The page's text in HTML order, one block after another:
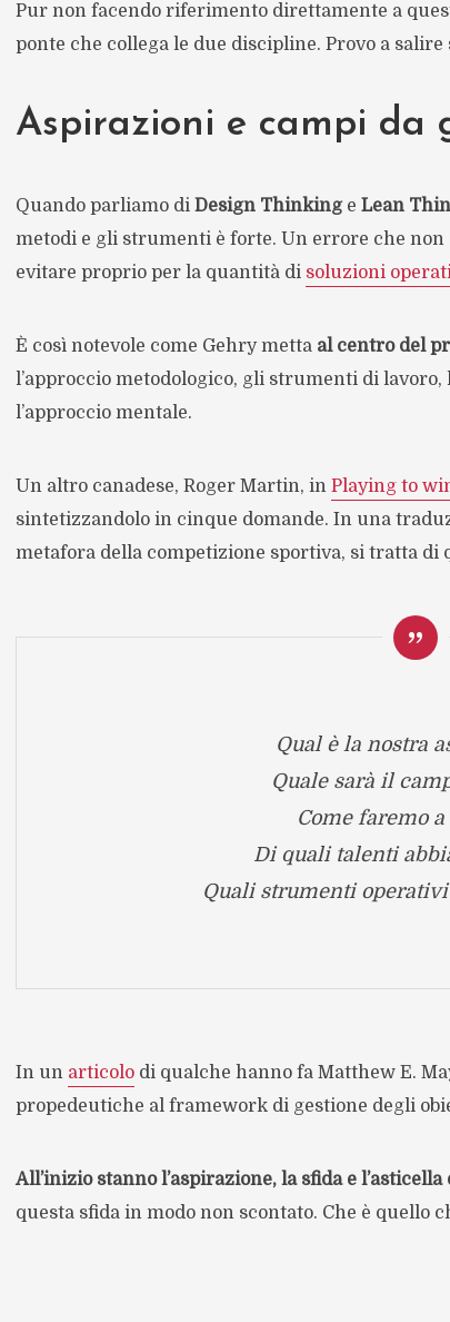
Pur non facendo riferimento direttamente a
ponte che collega le due discipline. Provo a
Aspirazioni e campi da
Quando parliamo di Design Thinking e Lean
metodi e gli strumenti è forte. Un errore che non
evitare proprio per la quantità di soluzioni
È così notevole come Gehry metta al centro del
l’approccio metodologico, gli strumenti di
l’approccio mentale.
Un altro canadese, Roger Martin, in Playing to
sintetizzandolo in cinque domande. In una
metafora della competizione sportiva, si tratta di
Qual è la nostra
Quale sarà il
Come faremo
Di quali talenti
Quali strumenti
In un articolo di qualche hanno fa Matthew E.
propedeutiche al framework di gestione degli
All’inizio stanno l’aspirazione, la sfida e
questa sfida in modo non scontato. Che è quello